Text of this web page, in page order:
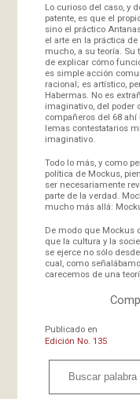
Lo curioso del caso, y
patente, es que el
sino el práctico
el arte en la práctica
mucho, a su teoría. Su
de explicar cómo
es simple acción
racional; es artístico,
Habermas. No es
imaginativo, del poder
compañeros del 68
lemas contestatarios
imaginativo.
Todo lo más, y como
política de Mockus,
ser necesariamente
parte de la verdad.
mucho más allá:
De modo que Mockus
que la cultura y la
se ejerce no sólo
cual, como
carecemos de una
Publicado en
Edición No. 135